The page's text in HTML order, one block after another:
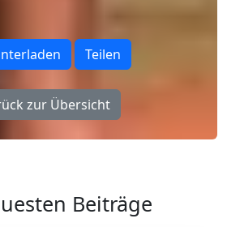
Teilen
zur Übersicht
Beiträge